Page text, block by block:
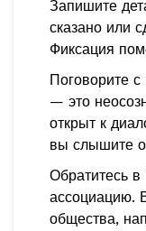
Запишите
сказано или
Фиксация
Поговорите
— это
открыт к
вы слышите
Обратитесь
ассоциацию.
общества,